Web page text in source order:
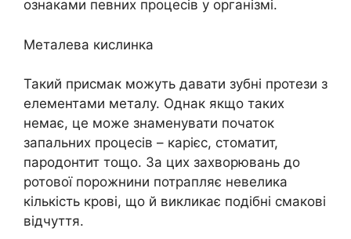
ознаками певних процесів у організмі.
Металева кислинка
Такий присмак можуть давати зубні протези з
елементами металу. Однак якщо таких
немає, це може знаменувати початок
запальних процесів – карієс, стоматит,
пародонтит тощо. За цих захворювань до
ротової порожнини потрапляє невелика
кількість крові, що й викликає подібні смакові
відчуття.